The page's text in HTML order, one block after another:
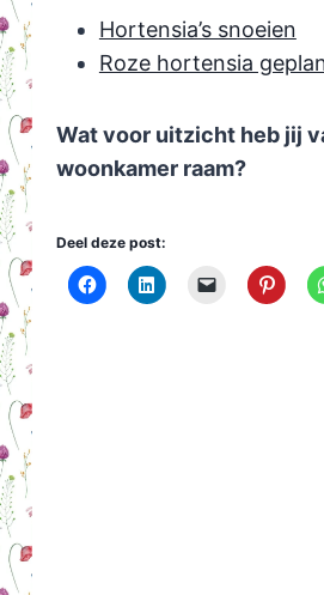
Hortensia’s snoeien
Roze hortensia
Wat voor uitzicht heb jij
woonkamer raam?
Deel deze post: